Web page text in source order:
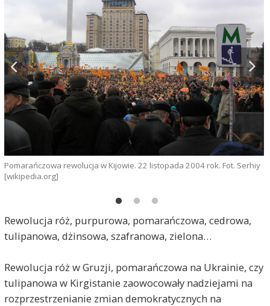
Pomarańczowa rewolucja w Kijowie. 22 listopada 2004 rok. Fot. Serhiy
[wikipedia.org]
Rewolucja róż, purpurowa, pomarańczowa, cedrowa,
tulipanowa, dżinsowa, szafranowa, zielona…
Rewolucja róż w Gruzji, pomarańczowa na Ukrainie, czy
tulipanowa w Kirgistanie zaowocowały nadziejami na
rozprzestrzenianie zmian demokratycznych na